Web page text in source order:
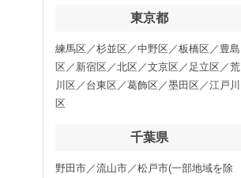
東京都
練馬区／杉並区／中野区／板橋区／豊島
区／新宿区／北区／文京区／足立区／荒
川区／台東区／葛飾区／墨田区／江戸川
区
千葉県
野田市／流山市／松戸市(一部地域を除